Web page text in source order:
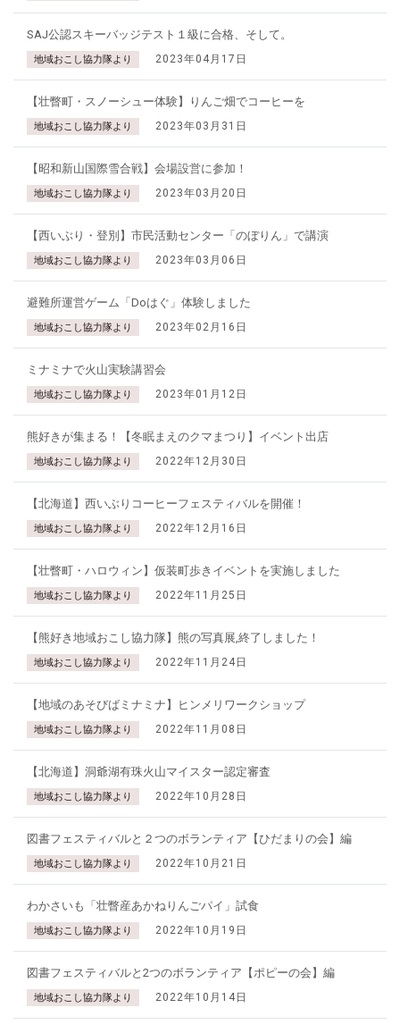
SAJ公認スキーバッジテスト１級に合格、そして。
地域おこし協力隊より 2023年04月17日
【壮瞥町・スノーシュー体験】りんご畑でコーヒーを
地域おこし協力隊より 2023年03月31日
【昭和新山国際雪合戦】会場設営に参加！
地域おこし協力隊より 2023年03月20日
【西いぶり・登別】市民活動センター「のぼりん」で講演
地域おこし協力隊より 2023年03月06日
避難所運営ゲーム「Doはぐ」体験しました
地域おこし協力隊より 2023年02月16日
ミナミナで火山実験講習会
地域おこし協力隊より 2023年01月12日
熊好きが集まる！【冬眠まえのクマまつり】イベント出店
地域おこし協力隊より 2022年12月30日
【北海道】西いぶりコーヒーフェスティバルを開催！
地域おこし協力隊より 2022年12月16日
【壮瞥町・ハロウィン】仮装町歩きイベントを実施しました
地域おこし協力隊より 2022年11月25日
【熊好き地域おこし協力隊】熊の写真展,終了しました！
地域おこし協力隊より 2022年11月24日
【地域のあそびばミナミナ】ヒンメリワークショップ
地域おこし協力隊より 2022年11月08日
【北海道】洞爺湖有珠火山マイスター認定審査
地域おこし協力隊より 2022年10月28日
図書フェスティバルと２つのボランティア【ひだまりの会】編
地域おこし協力隊より 2022年10月21日
わかさいも「壮瞥産あかねりんごパイ」試食
地域おこし協力隊より 2022年10月19日
図書フェスティバルと2つのボランティア【ポピーの会】編
地域おこし協力隊より 2022年10月14日